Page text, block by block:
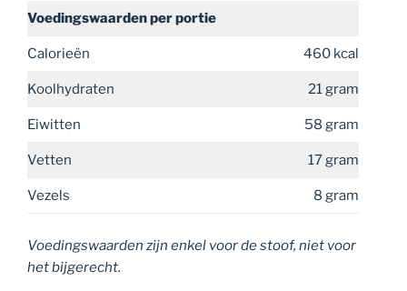
Voedingswaardenper portie
Calorieën 460 kcal
Koolhydraten 21 gram
Eiwitten 58 gram
Vetten 17 gram
Vezels 8 gram
Voedingswaarden zijn enkel voor de stoof, niet voor
het bijgerecht.